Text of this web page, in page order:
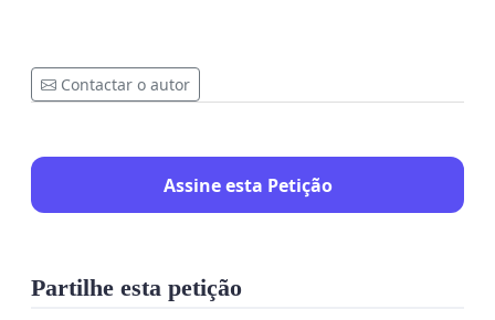
Contactar o autor
Assine esta Petição
Partilhe esta petição